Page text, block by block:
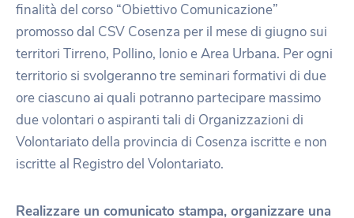
finalità del corso “Obiettivo Comunicazione”
promosso dal CSV Cosenza per il mese di giugno sui
territori Tirreno, Pollino, Ionio e Area Urbana. Per ogni
territorio si svolgeranno tre seminari formativi di due
ore ciascuno ai quali potranno partecipare massimo
due volontari o aspiranti tali di Organizzazioni di
Volontariato della provincia di Cosenza iscritte e non
iscritte al Registro del Volontariato.
Realizzare un comunicato stampa, organizzare una